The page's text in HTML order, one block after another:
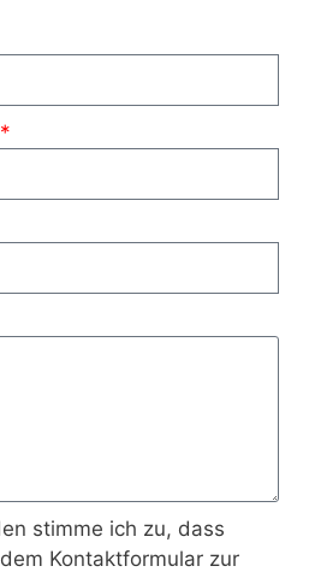
stimme ich zu, dass
Kontaktformular zur